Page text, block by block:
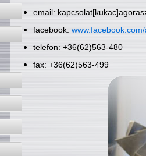
email:
facebook:
telefon: +36(62)563-480
fax: +36(62)563-499